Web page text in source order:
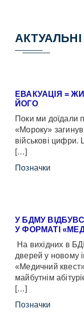
ЕВАКУАЦІЯ =
ЙОГО
Поки ми доїдали
«Мороку»
військові
[…]
Позначки
У БДМУ
У ФОРМАТІ
На вихідних в
дверей у новому
«Медичний
майбутнім
[…]
Позначки